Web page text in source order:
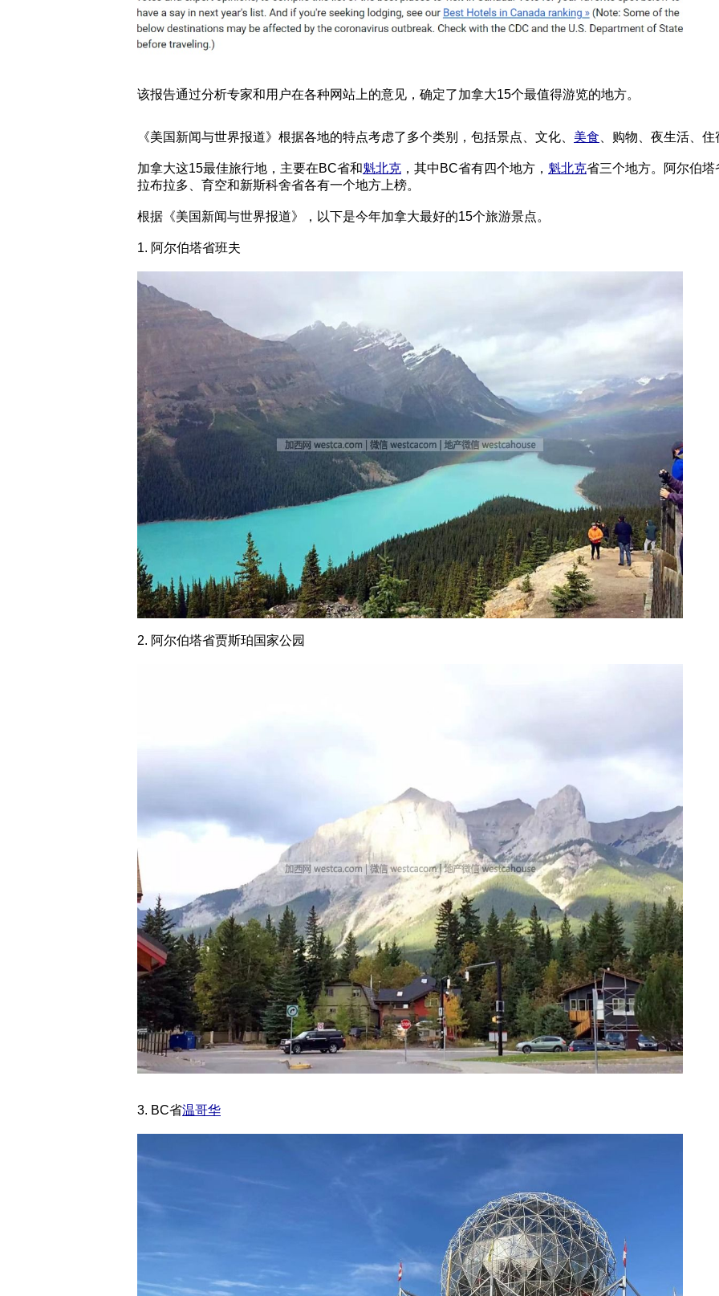
该报告通过分析专家和用户在各种网站上的意见，确定了加拿大15个最值得游览的地方。
《美国新闻与世界报道》根据各地的特点考虑了多个类别，包括景点、文化、 美食、购物、夜生活、住
加拿大这15最佳旅行地，主要在BC省和魁北克 ，其中BC省有四个地方， 魁北克省三个地方。阿尔伯
拉布拉多、育空和新斯科舍省各有一个地方上榜。
根据《美国新闻与世界报道》，以下是今年加拿大最好的15个旅游景点。
1. 阿尔伯塔省班夫
2. 阿尔伯塔省贾斯珀国家公园
3. BC省温哥华